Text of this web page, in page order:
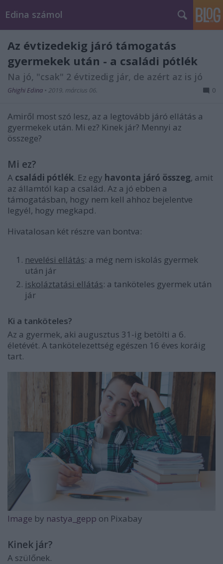
Edina számol
Az évtizedekig járó támogatás
gyermekek után - a családi pótlék
Na jó, "csak" 2 évtizedig jár, de azért az is jó
Ghighi Edina • 2019. március 06. 0
Amiről most szó lesz, az a legtovább járó ellátás a
gyermekek után. Mi ez? Kinek jár? Mennyi az
összege?
Mi ez?
A családi pótlék. Ez egy havonta járó összeg, amit
az államtól kap a család. Az a jó ebben a
támogatásban, hogy nem kell ahhoz bejelentve
legyél, hogy megkapd.
Hivatalosan két részre van bontva:
nevelési ellátás: a még nem iskolás gyermek
után jár
iskoláztatási ellátás: a tanköteles gyermek után
jár
Ki a tanköteles?
Az a gyermek, aki augusztus 31-ig betölti a 6.
életévét. A tankötelezettség egészen 16 éves koráig
tart.
Image by nastya_gepp on Pixabay
Kinek jár?
A szülőnek.